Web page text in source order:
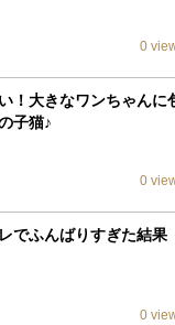
0
！大きなワンちゃんに
子猫♪
0
でふんばりすぎた結果
0